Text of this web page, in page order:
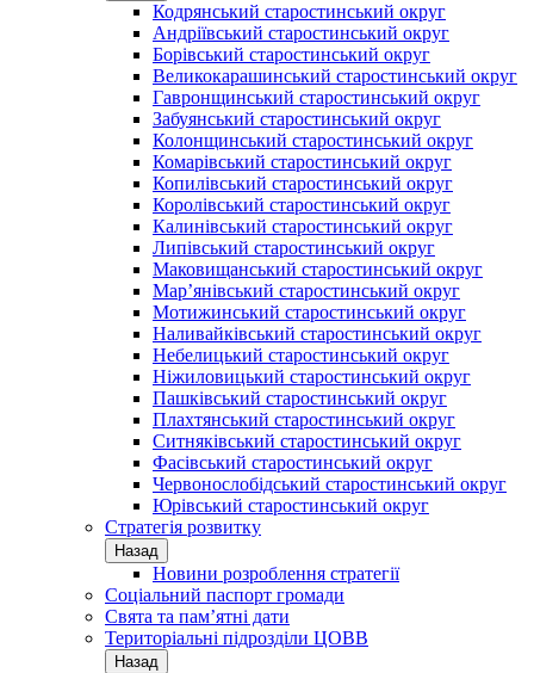
Кодрянський старостинський округ
Андріївський старостинський округ
Борівський старостинський округ
Великокарашинський старостинський округ
Гавронщинський старостинський округ
Забуянський старостинський округ
Колонщинський старостинський округ
Комарівський старостинський округ
Копилівський старостинський округ
Королівський старостинський округ
Калинівський старостинський округ
Липівський старостинський округ
Маковищанський старостинський округ
Мар’янівський старостинський округ
Мотижинський старостинський округ
Наливайківський старостинський округ
Небелицький старостинський округ
Ніжиловицький старостинський округ
Пашківський старостинський округ
Плахтянський старостинський округ
Ситняківський старостинський округ
Фасівський старостинський округ
Червонослобідський старостинський округ
Юрівський старостинський округ
Стратегія розвитку
Назад
Новини розроблення стратегії
Соціальний паспорт громади
Свята та пам’ятні дати
Територіальні підрозділи ЦОВВ
Назад